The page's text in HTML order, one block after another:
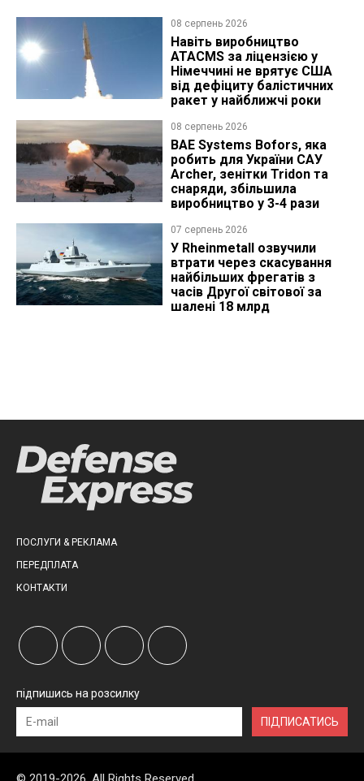
08 серпень 2026
Навіть виробництво
ATACMS за ліцензією у
Німеччині не врятує США
від дефіциту балістичних
ракет у найближчі роки
08 серпень 2026
BAE Systems Bofors, яка
робить для України САУ
Archer, зенітки Tridon та
снаряди, збільшила
виробництво у 3-4 рази
07 серпень 2026
У Rheinmetall озвучили
втрати через скасування
найбільших фрегатів з
часів Другої світової за
шалені 18 млрд
ПОСЛУГИ & РЕКЛАМА
ПЕРЕДПЛАТА
КОНТАКТИ
підпишись на розсилку
ПІДПИСАТИСЬ